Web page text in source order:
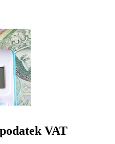
VAT